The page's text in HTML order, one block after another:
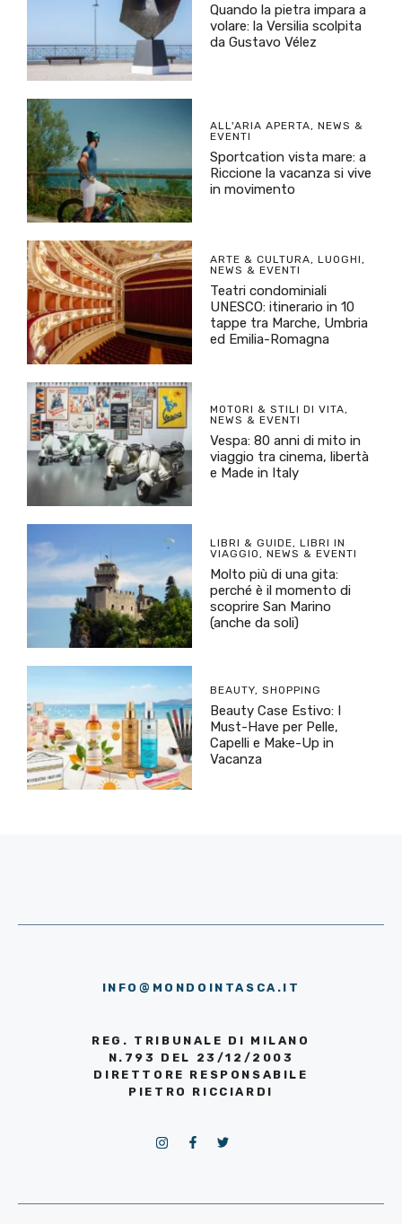
Quando la pietra impara a
volare: la Versilia scolpita
da Gustavo Vélez
ALL'ARIA APERTA, NEWS &
EVENTI
Sportcation vista mare: a
Riccione la vacanza si vive
in movimento
ARTE & CULTURA, LUOGHI ,
NEWS & EVENTI
Teatri condominiali
UNESCO: itinerario in 10
tappe tra Marche, Umbria
ed Emilia-Romagna
MOTORI & STILI DI VITA,
NEWS & EVENTI
Vespa: 80 anni di mito in
viaggio tra cinema, libertà
e Made in Italy
LIBRI & GUIDE, LIBRI IN
VIAGGIO , NEWS & EVENTI
Molto più di una gita:
perché è il momento di
scoprire San Marino
(anche da soli)
BEAUTY, SHOPPING
Beauty Case Estivo: I
Must-Have per Pelle,
Capelli e Make-Up in
Vacanza
INFO@MONDOINTASCA.IT
REG. TRIBUNALE DI MILANO
N.793 DEL 23/12/2003
DIRETTORE RESPONSABILE
PIETRO RICCIARDI